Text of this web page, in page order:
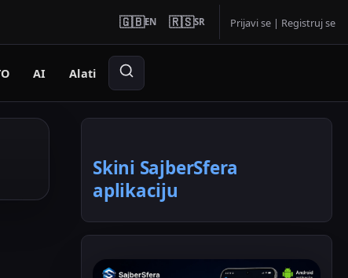
🇬🇧EN 🇷🇸SR Prijavi se | Registruj se
AI Alati
Skini SajberSfera
aplikaciju